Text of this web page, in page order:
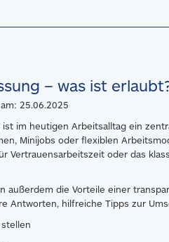
– was ist
25.06.2025
im heutigen Arbeitsalltag ein
Minijobs oder flexiblen
Vertrauensarbeitszeit oder das
außerdem die Vorteile einer
Antworten, hilfreiche Tipps zur